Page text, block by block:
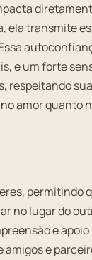
ela transmite
e um forte
amor quanto
permitindo
no lugar do
e
amigos e